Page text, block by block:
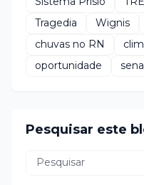
Tragedia
Wignis
chuvas no RN
oportunidade
Pesquisar este